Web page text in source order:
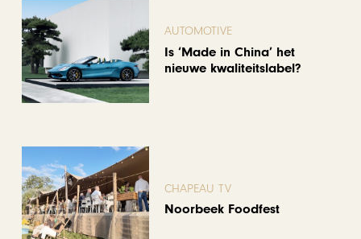
AUTOMOTIVE
Is ‘Made in China’ het
nieuwe kwaliteitslabel?
CHAPEAU TV
Noorbeek Foodfest